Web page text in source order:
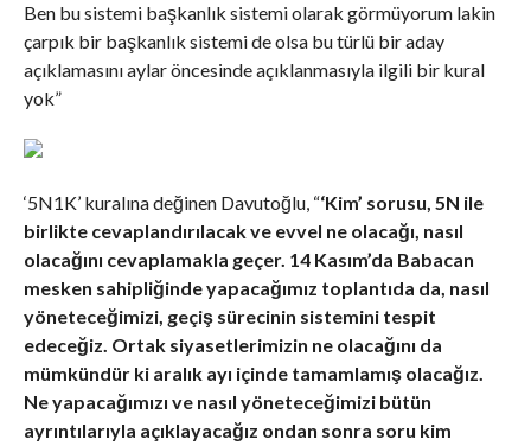
Ben bu sistemi başkanlık sistemi olarak görmüyorum lakin
çarpık bir başkanlık sistemi de olsa bu türlü bir aday
açıklamasını aylar öncesinde açıklanmasıyla ilgili bir kural
yok”
‘5N1K’ kuralına değinen Davutoğlu, “‘Kim’ sorusu, 5N ile
birlikte cevaplandırılacak ve evvel ne olacağı, nasıl
olacağını cevaplamakla geçer. 14 Kasım’da Babacan
mesken sahipliğinde yapacağımız toplantıda da, nasıl
yöneteceğimizi, geçiş sürecinin sistemini tespit
edeceğiz. Ortak siyasetlerimizin ne olacağını da
mümkündür ki aralık ayı içinde tamamlamış olacağız.
Ne yapacağımızı ve nasıl yöneteceğimizi bütün
ayrıntılarıyla açıklayacağız ondan sonra soru kim